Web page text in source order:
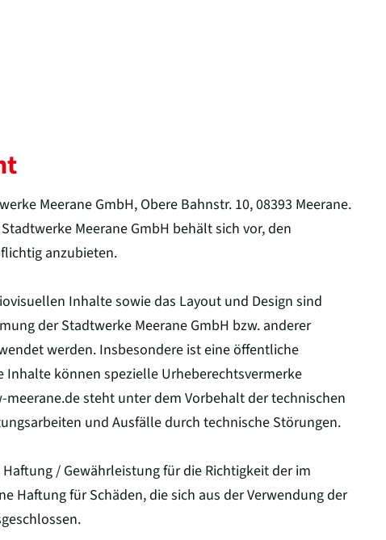
Meerane GmbH, Obere Bahnstr. 10, 08393 Meerane.
Meerane GmbH behält sich vor, den
anzubieten.
Inhalte sowie das Layout und Design sind
der Stadtwerke Meerane GmbH bzw. anderer
werden. Insbesondere ist eine öffentliche
Inhalte können spezielle Urheberechtsvermerke
steht unter dem Vorbehalt der technischen
und Ausfälle durch technische Störungen.
/ Gewährleistung für die Richtigkeit der im
Haftung für Schäden, die sich aus der Verwendung der